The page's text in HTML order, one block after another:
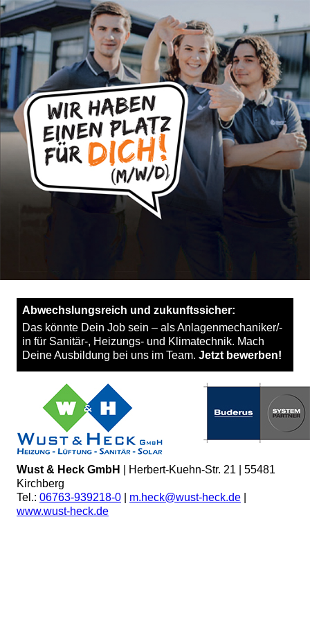
Abwechslungsreich und zukunftssicher:
Das könnte Dein Job sein – als Anlagenmechaniker/-
in für Sanitär-, Heizungs- und Klimatechnik. Mach
Deine Ausbil­dung bei uns im Team. Jetzt bewerben!
Wust & Heck GmbH Herbert-Kuehn-Str. 21
55481
Kirchberg
Tel.: 06763-939218-0 m.heck@wust-heck.de
www.wust-heck.de